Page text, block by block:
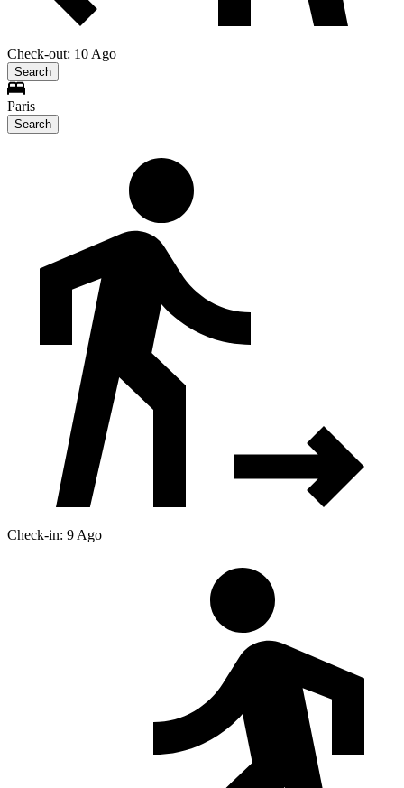
Check-out: 10 Ago
Search
Paris
Search
Check-in: 9 Ago